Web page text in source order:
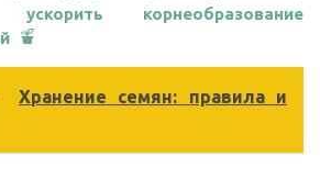
корнеобразование
Хранение семян: правила и